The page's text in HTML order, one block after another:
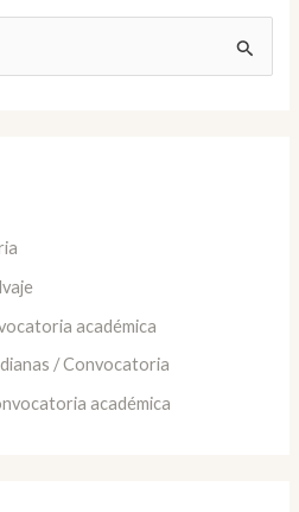
académica
/ Convocatoria
académica